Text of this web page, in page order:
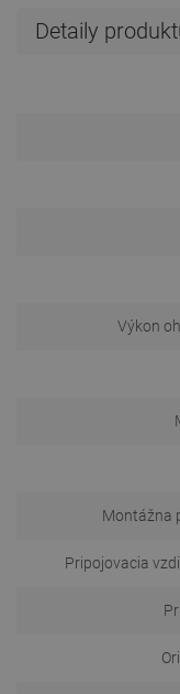
Detaily
Výkon
Montážna
Pripojovacia